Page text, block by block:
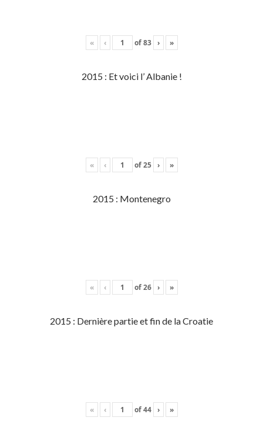
« ‹ of83 › »
2015 : Et voici l’ Albanie !
« ‹ of25 › »
2015 : Montenegro
« ‹ of26 › »
2015 : Dernière partie et fin de la Croatie
« ‹ of44 › »